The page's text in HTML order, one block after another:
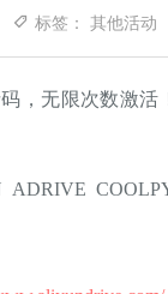
标签： 其他活动
，无限次数激活
ADRIVE